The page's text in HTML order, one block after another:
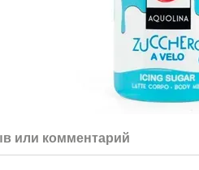
или комментарий